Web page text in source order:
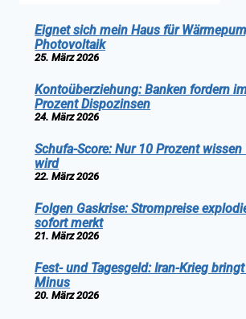
Eignet sich mein Haus für
Photovoltaik
25. März 2026
Kontoüberziehung: Banken fordern
Prozent Dispozinsen
24. März 2026
Schufa-Score: Nur 10 Prozent
wird
22. März 2026
Folgen Gaskrise: Strompreise
sofort merkt
21. März 2026
Fest- und Tagesgeld: Iran-Krieg
Minus
20. März 2026